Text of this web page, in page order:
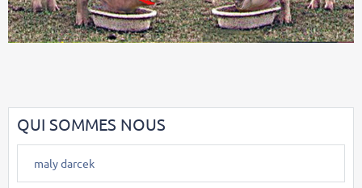
QUI SOMMES NOUS
maly darcek